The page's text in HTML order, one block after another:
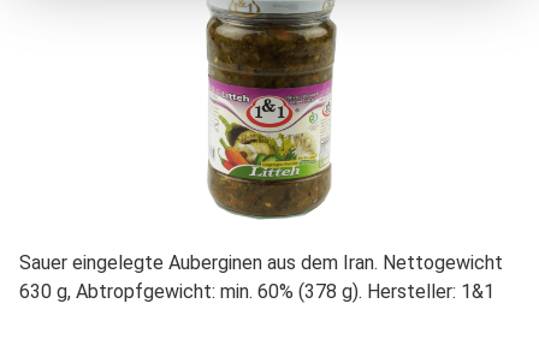
Sauer eingelegte Auberginen aus dem Iran. Nettogewicht
630 g, Abtropfgewicht: min. 60% (378 g). Hersteller: 1&1